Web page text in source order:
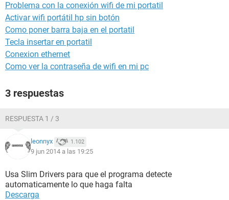
Problema con la conexión wifi de mi portatil
Activar wifi portátil hp sin botón
Como poner barra baja en el portatil
Tecla insertar en portatil
Conexion ethernet
Como ver la contraseña de wifi en mi pc
3 respuestas
RESPUESTA 1 / 3
leonnyx 1.102
9 jun 2014 a las 19:25
Usa Slim Drivers para que el programa detecte
automaticamente lo que haga falta
Descarga